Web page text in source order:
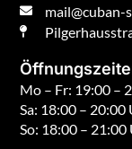
mail@cuban-
Mo – Fr: 19:00 –
Sa: 18:00 – 20:00
So: 18:00 – 21:00